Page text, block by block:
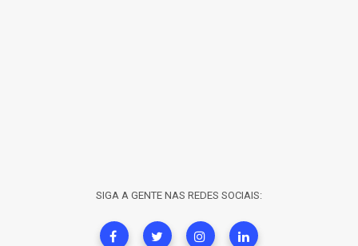
SIGA A GENTE NAS REDES SOCIAIS: